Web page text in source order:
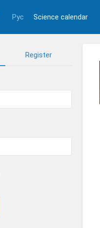
Рус Science calendar
Register